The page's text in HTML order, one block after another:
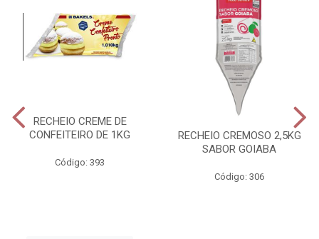
RECHEIO CREME DE
CONFEITEIRO DE 1KG
Código: 393
RECHEIO CREMOSO 2,5KG
SABOR GOIABA
Código: 306